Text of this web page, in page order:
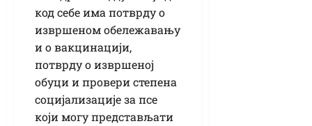
код себе има потврду о
извршеном обележавању
и о вакцинацији,
потврду о извршеној
обуци и провери степена
социјализације за псе
који могу представљати